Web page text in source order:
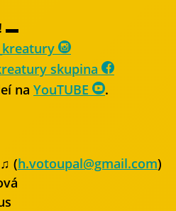
▬
skupina
na YouTUBE .
(h.votoupal@gmail.com)